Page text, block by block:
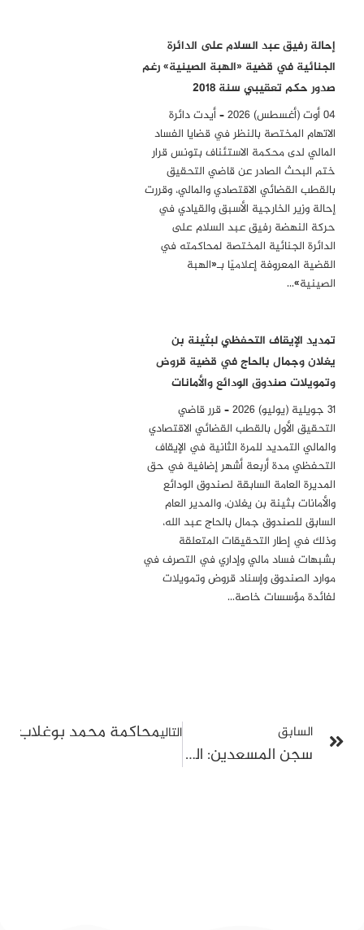
إحالة رفيق عبد السلام على الدائرة
الجنائية في قضية «الهبة الصينية» رغم
صدور حكم تعقيبي سنة 2018
04 أوت (أغسطس) 2026 – أيدت دائرة
الاتهام المختصة بالنظر في قضايا الفساد
المالي لدى محكمة الاستئناف بتونس قرار
ختم البحث الصادر عن قاضي التحقيق
بالقطب القضائي الاقتصادي والمالي، وقررت
إحالة وزير الخارجية الأسبق والقيادي في
حركة النهضة رفيق عبد السلام على
الدائرة الجنائية المختصة لمحاكمته في
القضية المعروفة إعلاميًا بـ«الهبة
الصينية»…
تمديد الإيقاف التحفظي لبثينة بن
يغلان وجمال بالحاج في قضية قروض
وتمويلات صندوق الودائع والأمانات
31 جويلية (يوليو) 2026 – قرر قاضي
التحقيق الأول بالقطب القضائي الاقتصادي
والمالي التمديد للمرة الثانية في الإيقاف
التحفظي مدة أربعة أشهر إضافية في حق
المديرة العامة السابقة لصندوق الودائع
والأمانات بثينة بن يغلان، والمدير العام
السابق للصندوق جمال بالحاج عبد الله،
وذلك في إطار التحقيقات المتعلقة
بشبهات فساد مالي وإداري في التصرف في
موارد الصندوق وإسناد قروض وتمويلات
لفائدة مؤسسات خاصة…
السابق
سجن المسعدين: الصحفية شذى في إضراب مفتوح عن الطعام احتجاجًا على حرمانها من العلاج
التاليمحاكمة محمد بوغلاب بموجب المرسوم 54: